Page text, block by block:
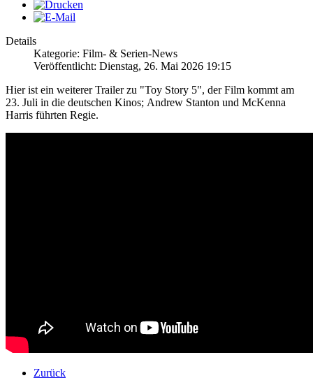
Details
Kategorie: Film- & Serien-News
Veröffentlicht: Dienstag, 26. Mai 2026 19:15
Hier ist ein weiterer Trailer zu "Toy Story 5", der Film kommt am
23. Juli in die deutschen Kinos; Andrew Stanton und McKenna
Harris führten Regie.
Zurück